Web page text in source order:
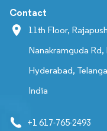
Contact
11th Floor,
Nanakramguda
Hyderabad,
India
+1 617-765-2493